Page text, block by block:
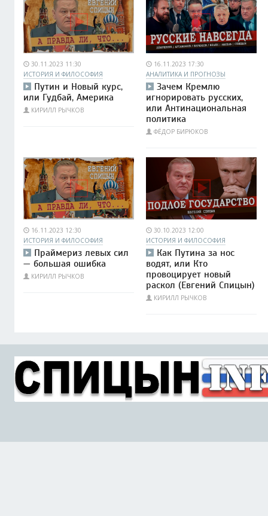
30.11.2023 11:30
ИСТОРИЯ И ФИЛОСОФИЯ
Путин и Новый курс,
или Гудбай, Америка
КИРИЛЛ РЫЧКОВ
16.11.2023 17:30
АНАЛИТИКА И ПРОГНОЗЫ
Зачем Кремлю
игнорировать русских,
или Антинациональная
политика
ФЁДОР БИРЮКОВ
16.11.2023 12:30
ИСТОРИЯ И ФИЛОСОФИЯ
Праймериз левых сил
— большая ошибка
КИРИЛЛ РЫЧКОВ
30.10.2023 12:00
ИСТОРИЯ И ФИЛОСОФИЯ
Как Путина за нос
водят, или Кто
провоцирует новый
раскол (Евгений Спицын)
КИРИЛЛ РЫЧКОВ